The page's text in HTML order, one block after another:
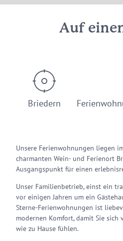
Auf
Briedern
Unsere Ferienwohnungen liegen
charmanten Wein- und Ferienort
Ausgangspunkt für einen
Unser Familienbetrieb, einst ein
vor einigen Jahren um ein
Sterne-Ferienwohnungen ist
modernen Komfort, damit Sie sich
wie zu Hause fühlen.